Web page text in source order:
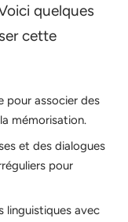
quelques
cette
pour associer des
mémorisation.
et des dialogues
pour
linguistiques avec